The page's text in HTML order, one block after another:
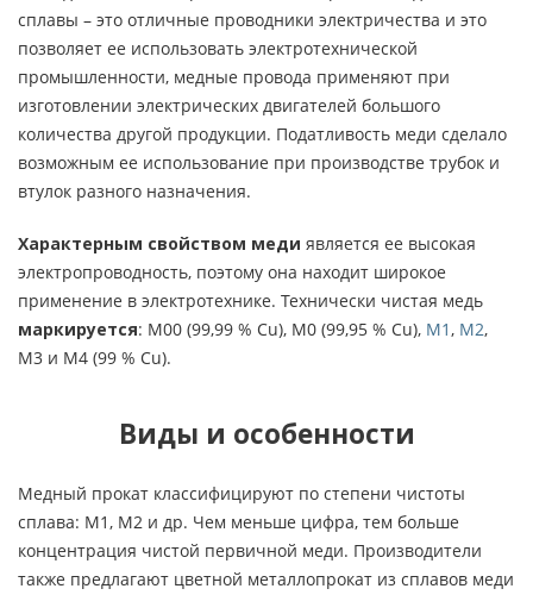
сплавы – это отличные проводники электричества и это
позволяет ее использовать электротехнической
промышленности, медные провода применяют при
изготовлении электрических двигателей большого
количества другой продукции. Податливость меди сделало
возможным ее использование при производстве трубок и
втулок разного назначения.
Характерным свойством меди является ее высокая
электропроводность, поэтому она находит широкое
применение в электротехнике. Технически чистая медь
маркируется: М00 (99,99 % Cu), М0 (99,95 % Cu), М1, М2,
М3 и М4 (99 % Cu).
Виды и особенности
Медный прокат классифицируют по степени чистоты
сплава: М1, М2 и др. Чем меньше цифра, тем больше
концентрация чистой первичной меди. Производители
также предлагают цветной металлопрокат из сплавов меди